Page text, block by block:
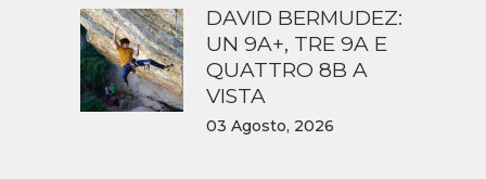
DAVID BERMUDEZ:
UN 9A+, TRE 9A E
QUATTRO 8B A
VISTA
03 Agosto, 2026